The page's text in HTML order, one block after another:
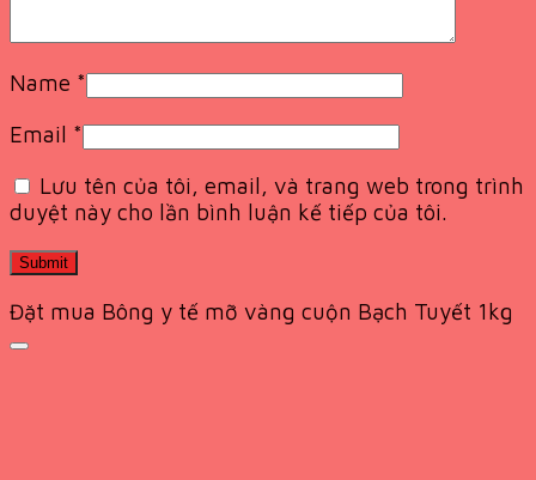
Name *
Email *
Lưu tên của tôi, email, và trang web trong trình
duyệt này cho lần bình luận kế tiếp của tôi.
Đặt mua Bông y tế mỡ vàng cuộn Bạch Tuyết 1kg